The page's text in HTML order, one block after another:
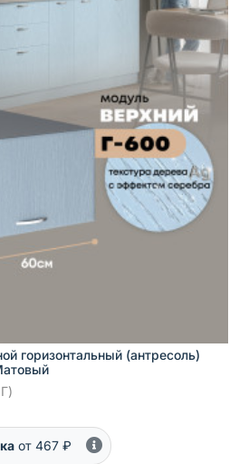
горизонтальный (антресоль)
от 467 ₽